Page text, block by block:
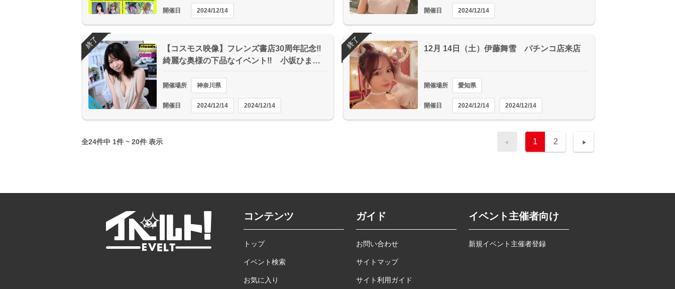
開催日 2024/12/14 開催日 2024/12/14
【コスモス映像】フレンズ書店30周年記念‼
綺麗な奥様の下品なイベント‼ 小坂ひま…
開催場所 神奈川県
開催日 2024/12/14 2024/12/14
終了 12月 14日（土）伊藤舞雪 パチンコ店来店
開催場所 愛知県
開催日 2024/12/14 2024/12/14
終了
全24件中 1件 ~ 20件 表示 1 2
コンテンツ
トップ
イベント検索
お気に入り
ガイド
お問い合わせ
サイトマップ
サイト利用ガイド
イベント主催者向け
新規イベント主催者登録